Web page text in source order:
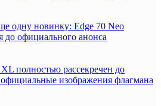
одну новинку: Edge 70 Neo
до официального анонса
полностью рассекречен до
изображения флагмана